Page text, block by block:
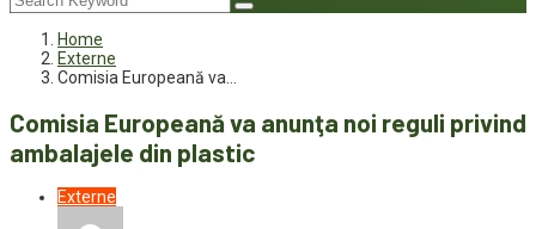
Home
Externe
Comisia Europeană va…
Comisia Europeană va anunţa noi reguli privind
ambalajele din plastic
Externe